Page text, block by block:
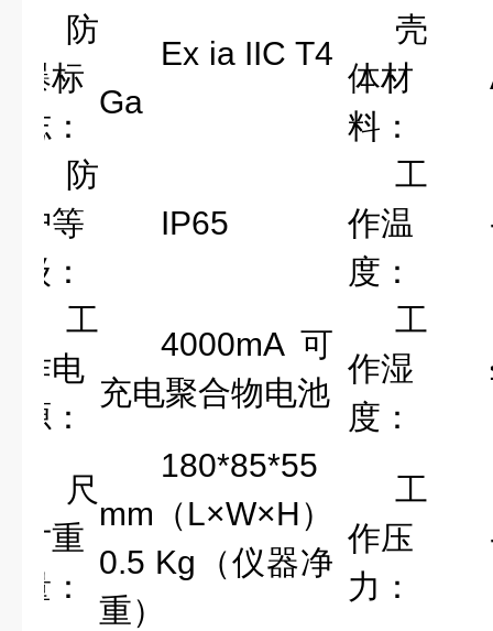
防
爆标
志：
Ex ia IIC T4
Ga
壳
体材
料：
防
护等
级：
IP65
工
作温
度：
工
作电
源：
4000mA可
充电聚合物电池
工
作湿
度：
尺
寸重
量：
180*85*55
mm（L×W×H）
0.5 Kg（仪器净
重）
工
作压
力：